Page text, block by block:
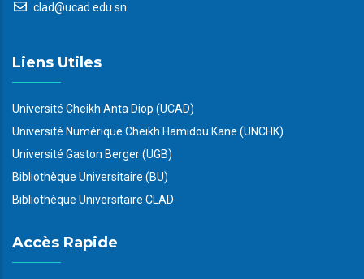
clad@ucad.edu.sn
Liens Utiles
Université Cheikh Anta Diop (UCAD)
Université Numérique Cheikh Hamidou Kane (UNCHK)
Université Gaston Berger (UGB)
Bibliothèque Universitaire (BU)
Bibliothèque Universitaire CLAD
Accès Rapide